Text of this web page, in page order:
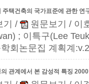
주택건축의 국가표준에 관한 연
/ 원문보기
/ 이
; 이특구(Lee
회논문집 계획계
관계에서 본 감성적 특징